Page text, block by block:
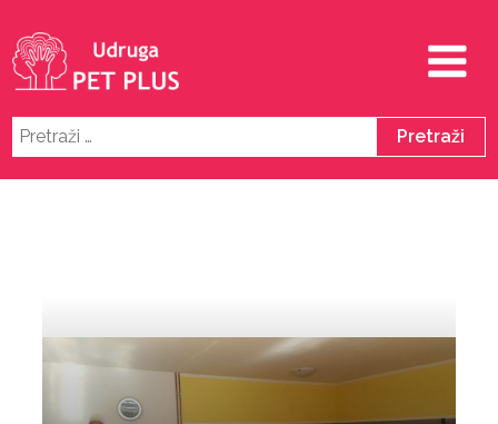
Pretraži: